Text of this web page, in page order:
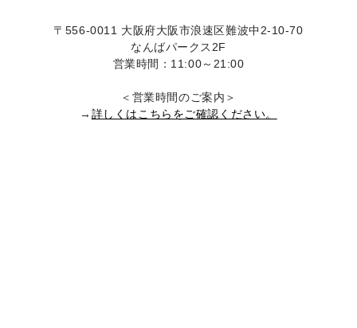
〒556-0011 大阪府大阪市浪速区難波中2-10-70
なんばパークス2F
営業時間：11:00～21:00
＜営業時間のご案内＞
→ 詳しくはこちらをご確認ください。